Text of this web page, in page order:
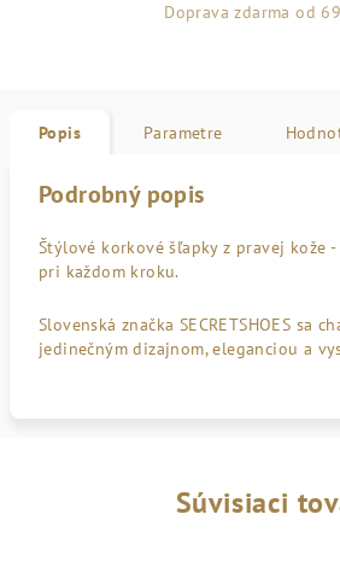
Doprava zdarma od
Popis Parametre
Podrobný popis
Štýlové korkové šľapky z pravej kože
pri každom kroku.
Slovenská značka SECRETSHOES sa
jedinečným dizajnom, eleganciou a
Súvisiaci